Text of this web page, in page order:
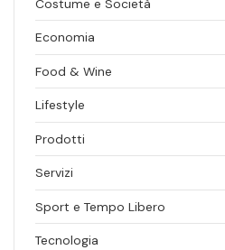
Economia
Food & Wine
Lifestyle
Prodotti
Servizi
Sport e Tempo Libero
Tecnologia